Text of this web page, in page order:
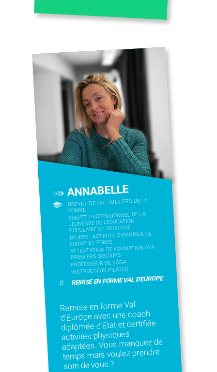
ANNABELLE
BREVET D'ETAT - MÉTIERS DE LA
FORME
BREVET PROFESSIONNEL DE LA
JEUNESSE DE L'EDUCATION
POPULAIRE ET SPORTIVE
BPJEPS - ACTIVITÉ GYMNIQUE DE
FORME ET FORCE
ATTESTATION DE FORMATION AUX
PREMIERS SECOURS
PROFESSEUR DE YOGA
INSTRUCTEUR PILATES
# REMISE EN FORME VAL D'EUROPE
Remise en forme Val
d'Europe avec une coach
diplômée d'Etat et certifiée
activités physiques
adaptées. Vous manquez de
temps mais voulez prendre
soin de vous ?